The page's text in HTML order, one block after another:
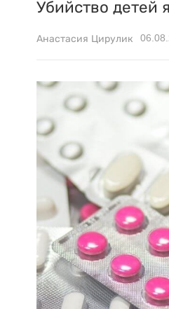
Убийство детей
Анастасия Цирулик